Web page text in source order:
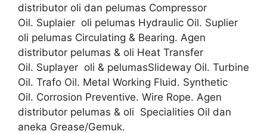
distributor oli dan pelumas Compressor
Oil. Suplaier oli pelumas Hydraulic Oil. Suplier
oli pelumas Circulating & Bearing. Agen
distributor pelumas & oli Heat Transfer
Oil. Suplayer oli & pelumasSlideway Oil. Turbine
Oil. Trafo Oil. Metal Working Fluid. Synthetic
Oil. Corrosion Preventive. Wire Rope. Agen
distributor pelumas & oli Specialities Oil dan
aneka Grease/Gemuk.